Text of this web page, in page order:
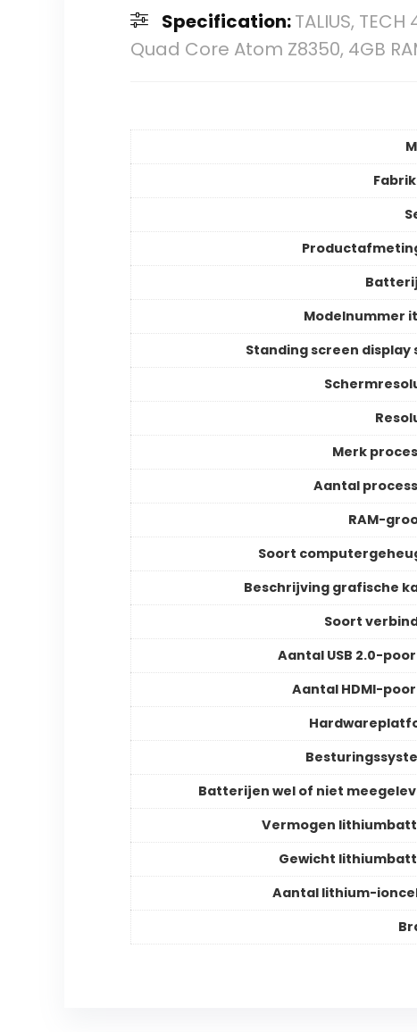
Specification:TALIUS,
Quad Core Atom Z8350, 4GB
Modelnummer
Standing screen display
Merk
Aantal
RAM-
Soort
Beschrijving grafische
Soort
Aantal USB 2.0-
Aantal HDMI-
Batterijen wel of niet
Vermogen
Gewicht
Aantal lithium-